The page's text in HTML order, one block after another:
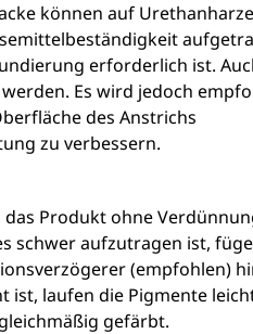
können auf
erforderlich ist.
Es wird jedoch
des Anstrichs
zu verbessern.
Produkt ohne
schwer aufzutragen ist,
(empfohlen)
ist, laufen die Pigmente
gefärbt.